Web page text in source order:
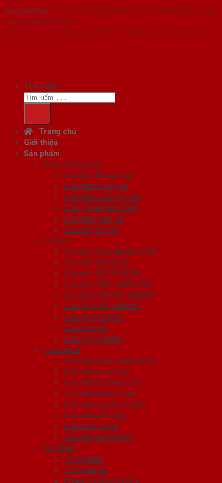
SaigonDoor™ - Hệ thống Showroom cửa nhựa phòng ngủ
hàng đầu Việt Nam
Copyright ⓒ 2016 – 2026 SaigonDoor™ - www.cuanhuaphongngu.com |
Đơn vị chủ quản SaigonDoor
Tìm kiếm:
Trang chủ
Giới thiệu
Sản phẩm
Cửa chống cháy
Cửa gỗ chống cháy
Cửa nhôm vân gỗ
Cửa thép chống cháy
Cửa Thép Hàn Quốc
Cửa thép vân gỗ
Cửa vân gỗ 5D
Cửa gỗ
Cửa gỗ công nghiệp HDF
Cửa Gỗ Hàn Quốc
Cửa gỗ HDF VENEER
Cửa gỗ MDF LAMINATE
Cửa gỗ MDF MELAMINE
Cửa gỗ MDF VENEER
Cửa gỗ tự nhiên
Cửa vòm gỗ
Cửa gỗ nhà tắm
Cửa nhựa
Cửa nhựa ABS Hàn Quốc
Cửa nhựa cao cấp
Cửa nhựa Composite
Cửa nhựa Đài Loan
Cửa nhựa ghép thanh
Cửa nhựa Sungyu
Cửa vòm nhựa
Cửa nhựa nhà tắm
Nội thất
Tủ Kệ Bếp
Tủ Quần Áo
Phụ kiện cửa nhà tắm